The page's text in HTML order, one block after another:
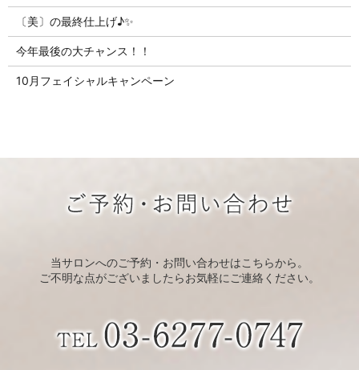
〔美〕の最終仕上げ♪✨
今年最後の大チャンス！！
10月フェイシャルキャンペーン
当サロンへのご予約・お問い合わせはこちらから。
ご不明な点がございましたらお気軽にご連絡ください。